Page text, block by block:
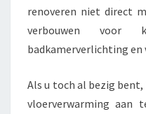
renoveren niet direct
verbouwen
badkamerverlichting
Als u toch al bezig
vloerverwarming aan